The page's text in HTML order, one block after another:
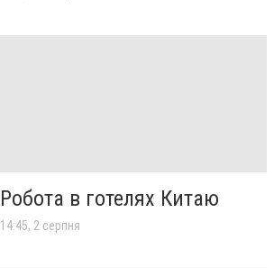
Робота в готелях Китаю
14:45, 2 серпня